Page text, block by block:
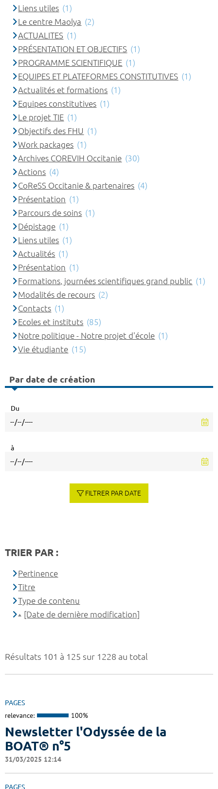
Résultats 101 à 125 sur 1228 au total
PAGES
relevance: 100%
Newsletter l'Odyssée de la
BOAT® n°5
31/03/2025 12:14
PAGES
Liens utiles (1)
Le centre Maolya (2)
ACTUALITES (1)
PRÉSENTATION ET OBJECTIFS (1)
PROGRAMME SCIENTIFIQUE (1)
EQUIPES ET PLATEFORMES CONSTITUTIVES (1)
Actualités et formations (1)
Equipes constitutives (1)
Le projet TIE (1)
Objectifs des FHU (1)
Work packages (1)
Archives COREVIH Occitanie (30)
Actions (4)
CoReSS Occitanie & partenaires (4)
Présentation (1)
Parcours de soins (1)
Dépistage (1)
Liens utiles (1)
Actualités (1)
Présentation (1)
Formations, journées scientifiques grand public (1)
Modalités de recours (2)
Contacts (1)
Ecoles et instituts (85)
Notre politique - Notre projet d'école (1)
Vie étudiante (15)
Par date de création
Du
à
FILTRER PAR DATE
TRIER PAR :
Pertinence
Titre
Type de contenu
[Date de dernière modification]